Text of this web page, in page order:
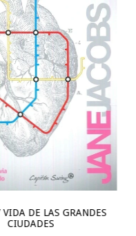
VIDA DE LAS GRANDES
CIUDADES